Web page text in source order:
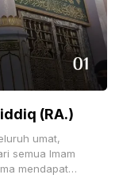
(RA.)
umat,
semua Imam
mendapat